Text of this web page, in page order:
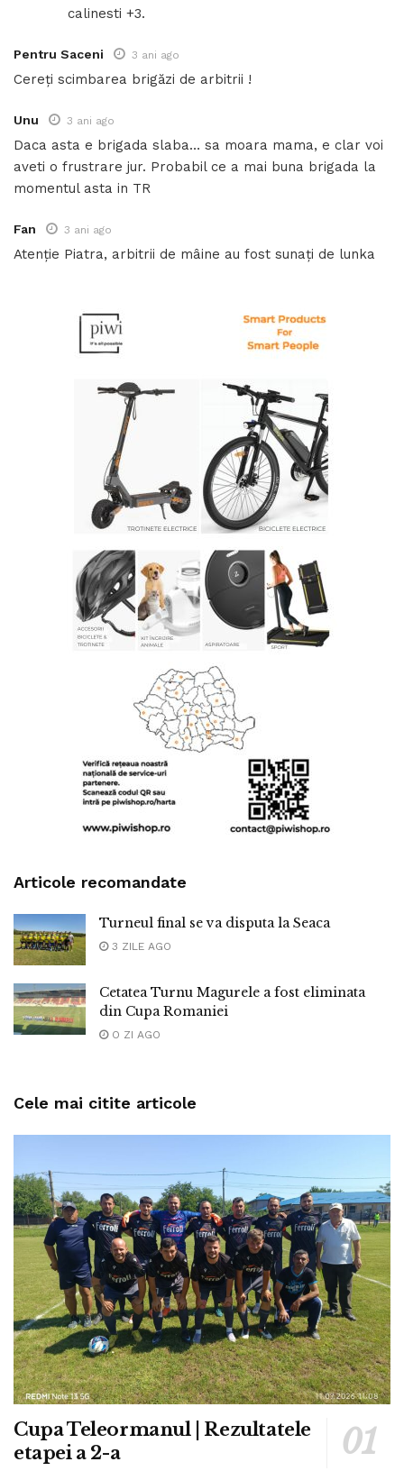
calinesti +3.
Pentru Saceni 3 ani ago
Cereți scimbarea brigăzi de arbitrii !
Unu 3 ani ago
Daca asta e brigada slaba… sa moara mama, e clar voi
aveti o frustrare jur. Probabil ce a mai buna brigada la
momentul asta in TR
Fan 3 ani ago
Atenție Piatra, arbitrii de mâine au fost sunați de lunka
Articole recomandate
Turneul final se va disputa la Seaca
3 ZILE AGO
Cetatea Turnu Magurele a fost eliminata
din Cupa Romaniei
O ZI AGO
Cele mai citite articole
Cupa Teleormanul | Rezultatele
etapei a 2-a